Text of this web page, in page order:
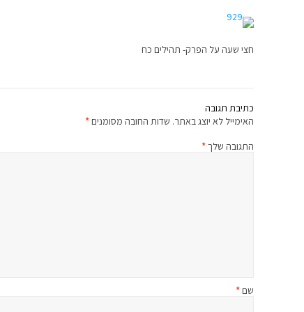
חצי שעה על הפרק- תהילים כח
כתיבת תגובה
האימייל לא יוצג באתר. שדות החובה מסומנים*
התגובה שלך*
שם*